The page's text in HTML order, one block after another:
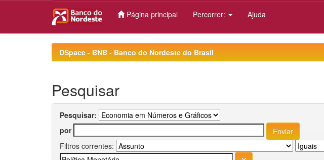
Página principal Percorrer: Ajuda
DSpace - BNB - Banco do Nordeste do Brasil
Pesquisar
Pesquisar:
por
Filtros correntes: